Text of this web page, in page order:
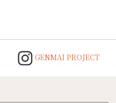
GENMAI PROJECT